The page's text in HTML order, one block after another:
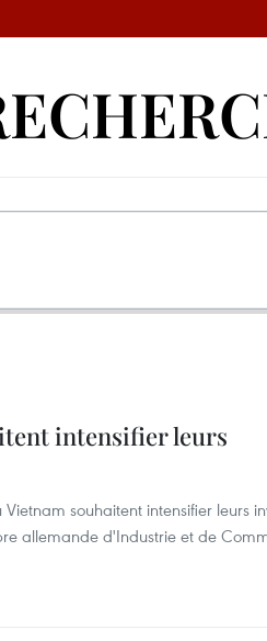
intensifier leurs
souhaitent intensifier leurs
allemande d'Industrie et de